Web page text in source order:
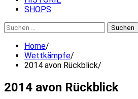
SHOPS
Suchen
nach:
Home
Wettkämpfe
2014 avon Rückblick
2014 avon Rückblick